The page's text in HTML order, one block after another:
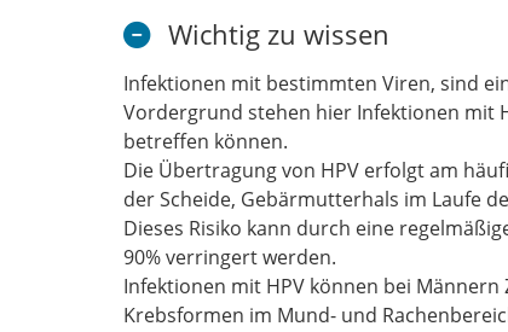
Wichtig zu wissen
Infektionen mit bestimmten Viren, sind
Vordergrund stehen hier Infektionen mit
betreffen können.
Die Übertragung von HPV erfolgt am
der Scheide, Gebärmutterhals im Laufe
Dieses Risiko kann durch eine
90% verringert werden.
Infektionen mit HPV können bei
Krebsformen im Mund- und